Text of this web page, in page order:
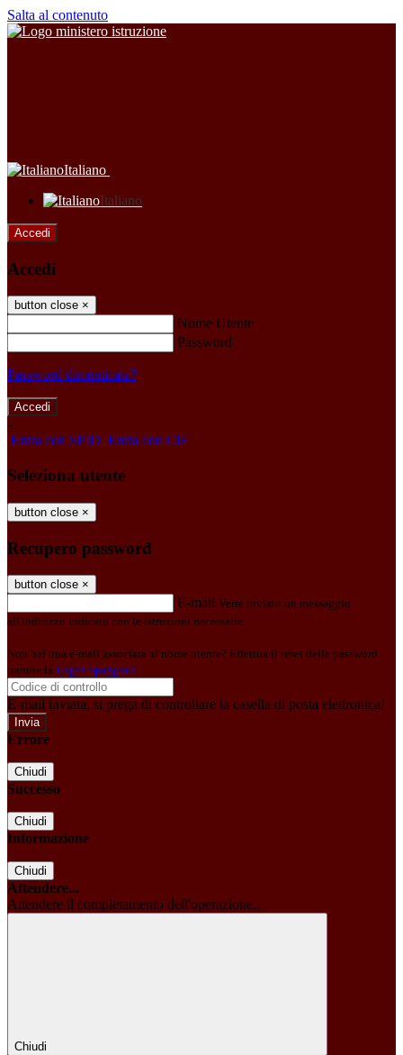
Salta al contenuto
Italiano
Italiano
Accedi
Accedi
button close ×
Nome Utente
Password
Password dimenticata?
-
Entra con SPID Entra con CIE
Seleziona utente
button close ×
Recupero password
button close ×
E-mail Verrà inviato un messaggio
all'indirizzo indicato con le istruzioni necessarie.
Non hai una e-mail associata al nome utente? Effettua il reset della password
tramite la Login Spaggiari
E-mail inviata, si prega di controllare la casella di posta elettronica!
Errore
Chiudi
Successo
Chiudi
Informazione
Chiudi
Attendere...
Attendere il completamento dell'operazione...
Chiudi